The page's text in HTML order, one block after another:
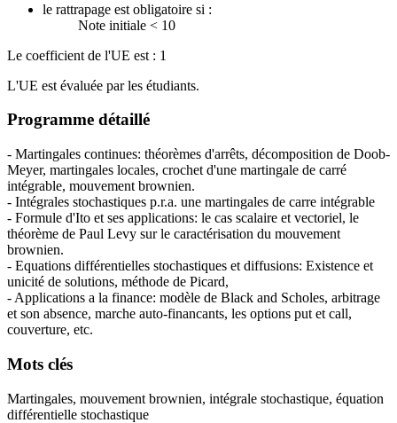
le rattrapage est obligatoire si :
Note initiale < 10
Le coefficient de l'UE est : 1
L'UE est évaluée par les étudiants.
Programme détaillé
- Martingales continues: théorèmes d'arrêts, décomposition de Doob-
Meyer, martingales locales, crochet d'une martingale de carré
intégrable, mouvement brownien.
- Intégrales stochastiques p.r.a. une martingales de carre intégrable
- Formule d'Ito et ses applications: le cas scalaire et vectoriel, le
théorème de Paul Levy sur le caractérisation du mouvement
brownien.
- Equations différentielles stochastiques et diffusions: Existence et
unicité de solutions, méthode de Picard,
- Applications a la finance: modèle de Black and Scholes, arbitrage
et son absence, marche auto-financants, les options put et call,
couverture, etc.
Mots clés
Martingales, mouvement brownien, intégrale stochastique, équation
différentielle stochastique